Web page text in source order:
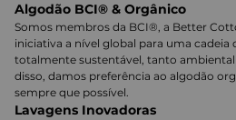
Algodão BCI® & Orgânico
Somos membros da BCI®, a Better
iniciativa a nível global para uma
totalmente sustentável, tanto
disso, damos preferência ao algodão
sempre que possível.
Lavagens Inovadoras